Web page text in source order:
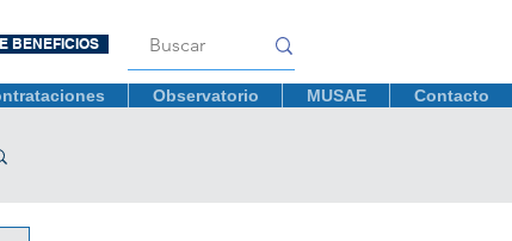
BENEFICIOS
Observatorio MUSAE Contacto